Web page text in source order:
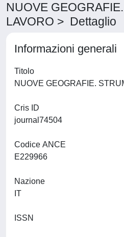
NUOVE
LAVORO > Dettaglio
Informazioni generali
Titolo
Cris ID
Codice ANCE
Nazione
ISSN